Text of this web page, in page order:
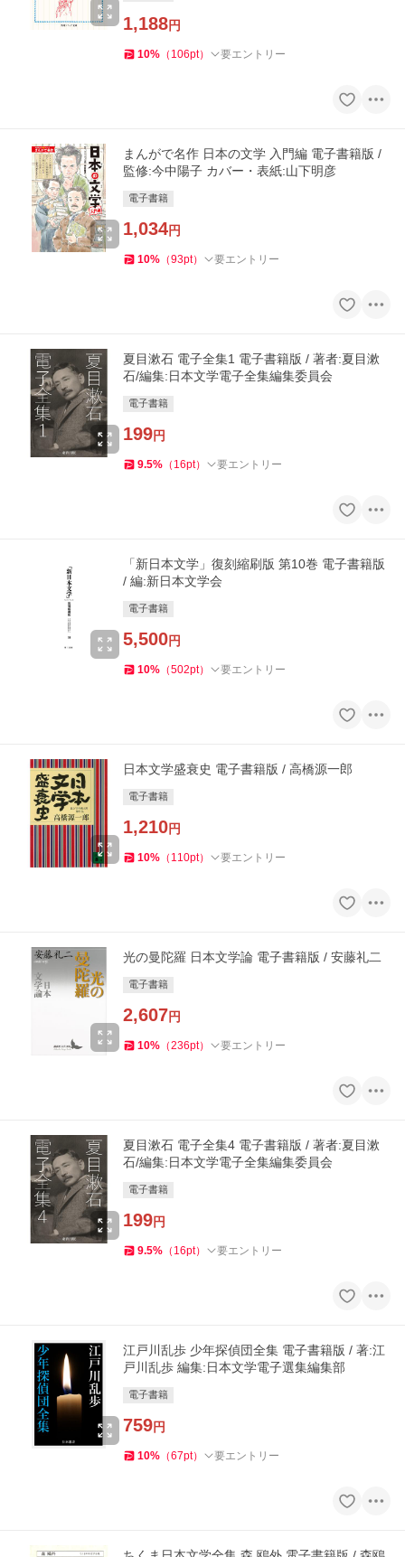
1,188円
10% （ 106pt） 要エントリー
まんがで名作 日本の文学 入門編 電子書籍版 /
監修:今中陽子 カバー・表紙:山下明彦
電子書籍
1,034円
10% （93pt） 要エントリー
夏目漱石 電子全集1 電子書籍版 / 著者:夏目漱
石/編集:日本文学電子全集編集委員会
電子書籍
199円
9.5% （ 16pt） 要エントリー
「新日本文学」復刻縮刷版 第10巻 電子書籍版
/ 編:新日本文学会
電子書籍
5,500円
10% （502pt） 要エントリー
日本文学盛衰史 電子書籍版 / 高橋源一郎
電子書籍
1,210円
10% （ 110pt） 要エントリー
光の曼陀羅 日本文学論 電子書籍版 / 安藤礼二
電子書籍
2,607円
10% （236pt） 要エントリー
夏目漱石 電子全集4 電子書籍版 / 著者:夏目漱
石/編集:日本文学電子全集編集委員会
電子書籍
199円
9.5% （ 16pt） 要エントリー
江戸川乱歩 少年探偵団全集 電子書籍版 / 著:江
戸川乱歩 編集:日本文学電子選集編集部
電子書籍
759円
10% （67pt） 要エントリー